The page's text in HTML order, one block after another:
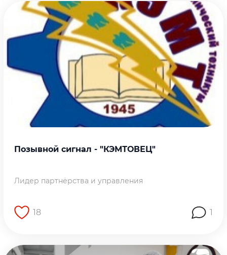
Позывной сигнал - "КЭМТОВЕЦ"
Лидер партнёрства и управления
18 1